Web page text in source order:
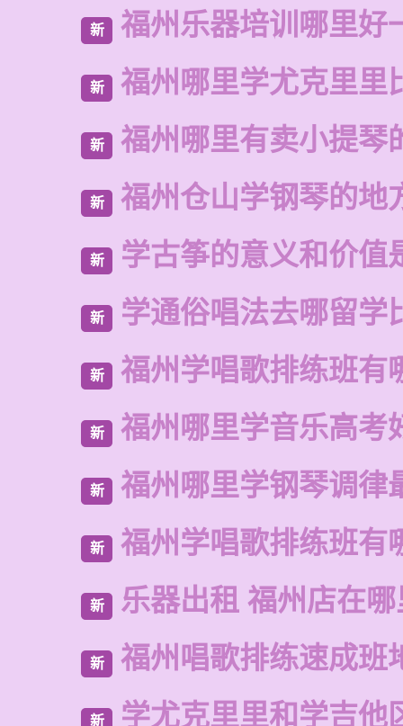
新 福州乐器培训哪里好
新 福州哪里学尤克里里
新 福州哪里有卖小提琴
新 福州仓山学钢琴的地
新 学古筝的意义和价值
新 学通俗唱法去哪留学
新 福州学唱歌排练班有
新 福州哪里学音乐高考
新 福州哪里学钢琴调律
新 福州学唱歌排练班有
新 乐器出租 福州店在
新 福州唱歌排练速成班
新 学尤克里里和学吉他